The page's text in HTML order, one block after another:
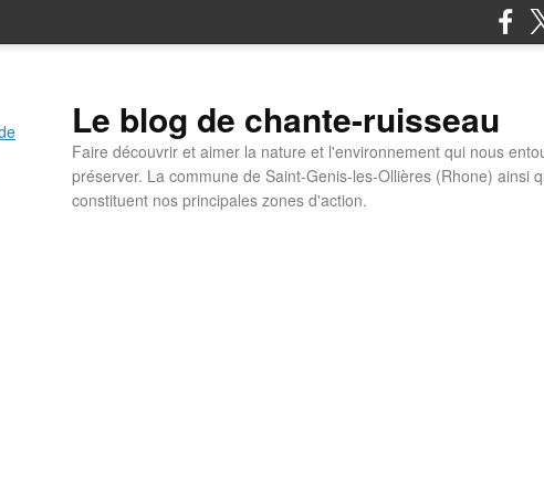
Le blog de chante-ruisseau
Faire découvrir et aimer la nature et l'environnement qui nous
préserver. La commune de Saint-Genis-les-Ollières (Rhone) ainsi
constituent nos principales zones d'action.